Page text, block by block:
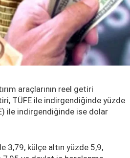
araçlarının reel getiri
TÜFE ile indirgendiğinde yüzde
ile indirgendiğinde ise dolar
3,79, külçe altın yüzde 5,9,